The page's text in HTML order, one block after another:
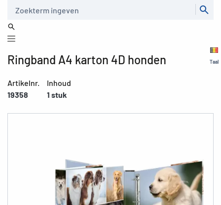
Taal
Ringband A4 karton 4D honden
Artikelnr.
19358
Inhoud
1 stuk